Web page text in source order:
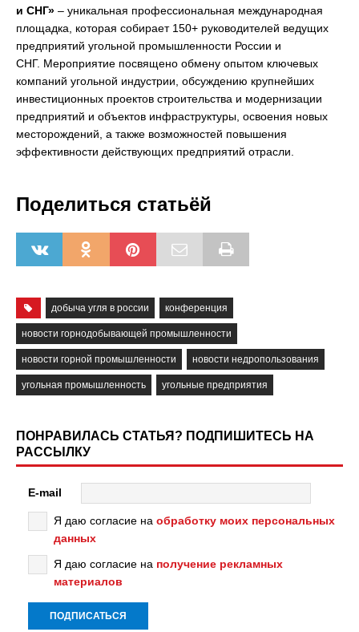
и СНГ» – уникальная профессиональная международная
площадка, которая собирает 150+ руководителей ведущих
предприятий угольной промышленности России и
СНГ. Мероприятие посвящено обмену опытом ключевых
компаний угольной индустрии, обсуждению крупнейших
инвестиционных проектов строительства и модернизации
предприятий и объектов инфраструктуры, освоения новых
месторождений, а также возможностей повышения
эффективности действующих предприятий отрасли.
Поделиться статьёй
добыча угля в россии конференция
новости горнодобывающей промышленности
новости горной промышленности новости недропользования
угольная промышленность угольные предприятия
ПОНРАВИЛАСЬ СТАТЬЯ? ПОДПИШИТЕСЬ НА
РАССЫЛКУ
E-mail
Я даю согласие на обработку моих персональных
данных
Я даю согласие на получение рекламных
материалов